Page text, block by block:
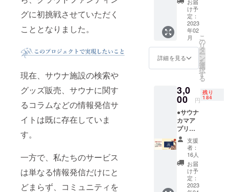
グに初挑戦させていただく
こととなりました。
現在、サウナ施設の検索や
グッズ販売、サウナに関す
るコラムなどの情報発信サ
イトは既に存在していま
す。
一方で、私たちのサービス
は単なる情報発信だけにと
どまらず、コミュニティを
シャルメ
ディアサー
ビスを拡充
することに
より、
QOL（クオ
リティ・オ
フ）向上と
SDGsも目標
とした地方
創生に寄与
します。
また、メ
ディア内に
サウナー同
援した
い方向
けのリ
ターン
になり
ます。
S.M.JA
PAN株
式会社
感謝の
心を込
めてDM
をお送
りさせ
ていた
だきま
す。 な
お、支
援時に
上乗せ
支援が
可能と
け予
定：
2023
年02
月
詳細を見る
こ
の
リ
タ
ー
ン
を
選
択
す
る
3,0
00 円
残り
184
●サウナ
カマア
プリ
ベー
シック
(BSC)
年間会
員権 通
常価格
500円
支援
者：
16人
お届
け予
定：
2023